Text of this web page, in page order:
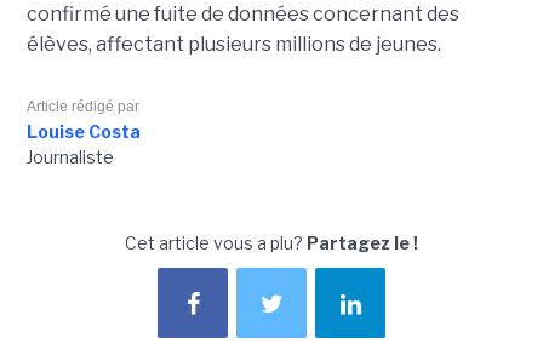
confirmé une fuite de données concernant des
élèves, affectant plusieurs millions de jeunes.
Article rédigé par
Louise Costa
Journaliste
Cet article vous a plu? Partagez le !